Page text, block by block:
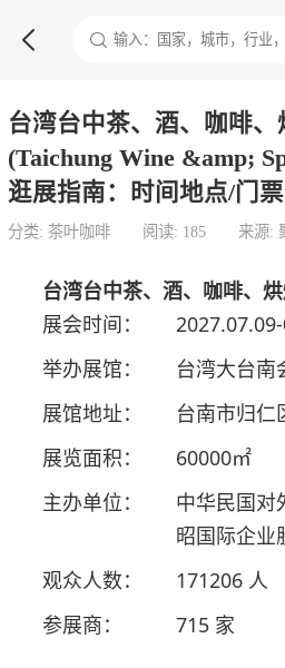

台湾台中茶、酒、咖啡
(Taichung Wine &amp;
逛展指南：时间地点/门
分类: 茶叶咖啡 阅读: 185 来源:
台湾台中茶、酒、咖啡、
展会时间：
举办展馆：
台湾大台南
展馆地址：
台南市归仁
展览面积：
60000㎡
主办单位：
中华民国对
昭国际企业
观众人数：
171206 人
参展商：
715 家